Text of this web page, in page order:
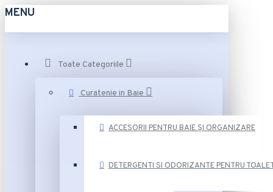
MENU
Toate Categoriile
Curatenie in Baie
ACCESORII PENTRU BAIE ȘI ORGANIZARE
DETERGENTI SI ODORIZANTE PENTRU